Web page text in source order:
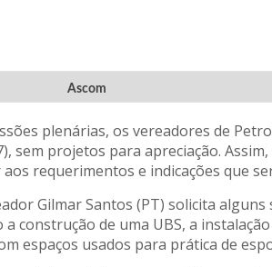
Ascom
plenárias, os vereadores de
sem projetos para apreciação. Assim,
requerimentos e indicações que
Gilmar Santos (PT) solicita
construção de uma UBS, a
espaços usados para prática de